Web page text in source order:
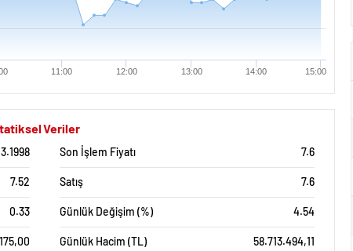
11:00 12:00 13:00 14:00 15:00
Veriler
Son İşlem Fiyatı 7.6
7.52 Satış 7.6
0.33 Günlük Değişim (%) 4.54
Günlük Hacim (TL) 58.713.494,11